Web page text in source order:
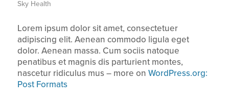
Sky Health
Lorem ipsum dolor sit amet, consectetuer
adipiscing elit. Aenean commodo ligula eget
dolor. Aenean massa. Cum sociis natoque
penatibus et magnis dis parturient montes,
nascetur ridiculus mus – more on WordPress.org:
Post Formats